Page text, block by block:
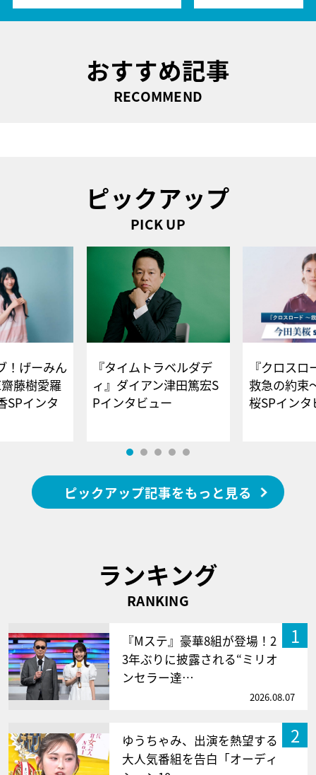
おすすめ記事
RECOMMEND
ピックアップ
PICK UP
！げーみん
藤樹愛羅
SPインタ
『タイムトラベルダデ
ィ』ダイアン津田篤宏S
Pインタビュー
『クロス
救急の約束
桜SPイ
ピックアップ記事をもっと見る
ランキング
RANKING
1
『Mステ』豪華8組が登場！2
3年ぶりに披露される“ミリオ
ンセラー達…
2026.08.07
2
ゆうちゃみ、出演を熱望する
大人気番組を告白「オーディ